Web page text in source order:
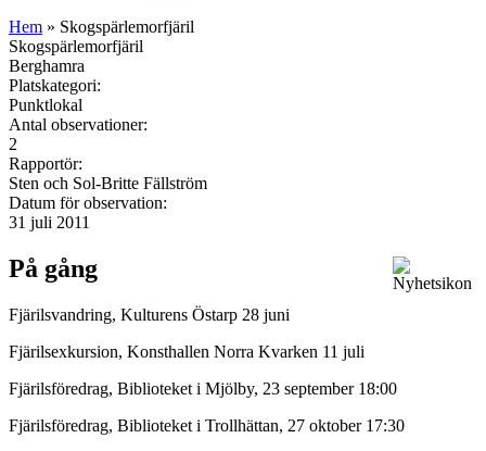
Hem » Skogspärlemorfjäril
Skogspärlemorfjäril
Berghamra
Platskategori:
Punktlokal
Antal observationer:
2
Rapportör:
Sten och Sol-Britte Fällström
Datum för observation:
31 juli 2011
På gång
Fjärilsvandring, Kulturens Östarp 28 juni
Fjärilsexkursion, Konsthallen Norra Kvarken 11 juli
Fjärilsföredrag, Biblioteket i Mjölby, 23 september 18:00
Fjärilsföredrag, Biblioteket i Trollhättan, 27 oktober 17:30